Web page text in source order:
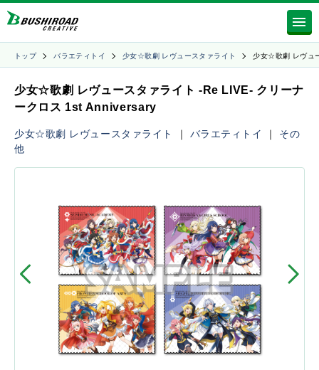
トップ バラエティトイ 少女☆歌劇 レヴュースタァライト 少女☆歌劇 レヴュ
少女☆歌劇 レヴュースタァライト -Re LIVE- クリーナ
ークロス 1st Anniversary
少女☆歌劇 レヴュースタァライト ｜ バラエティトイ ｜ その
他